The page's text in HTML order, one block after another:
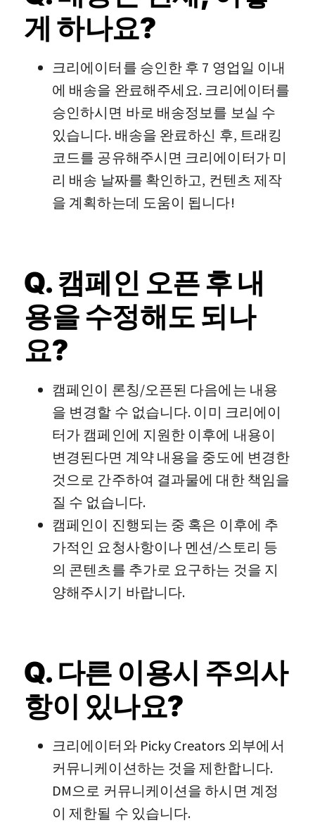
게 하나요?
크리에이터를 승인한 후 7 영업일 이내
에 배송을 완료해주세요. 크리에이터를
승인하시면 바로 배송정보를 보실 수
있습니다. 배송을 완료하신 후, 트래킹
코드를 공유해주시면 크리에이터가 미
리 배송 날짜를 확인하고, 컨텐츠 제작
을 계획하는데 도움이 됩니다!
Q. 캠페인 오픈 후 내
용을 수정해도 되나
요?
캠페인이 론칭/오픈된 다음에는 내용
을 변경할 수 없습니다. 이미 크리에이
터가 캠페인에 지원한 이후에 내용이
변경된다면 계약 내용을 중도에 변경한
것으로 간주하여 결과물에 대한 책임을
질 수 없습니다.
캠페인이 진행되는 중 혹은 이후에 추
가적인 요청사항이나 멘션/스토리 등
의 콘텐츠를 추가로 요구하는 것을 지
양해주시기 바랍니다.
Q. 다른 이용시 주의사
항이 있나요?
크리에이터와 Picky Creators 외부에서
커뮤니케이션하는 것을 제한합니다.
DM으로 커뮤니케이션을 하시면 계정
이 제한될 수 있습니다.